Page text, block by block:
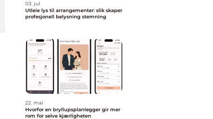
03. jul
Utleie lys til arrangementer: slik skaper
profesjonell belysning stemning
22. mai
Hvorfor en bryllupsplanlegger gir mer
rom for selve kjærligheten